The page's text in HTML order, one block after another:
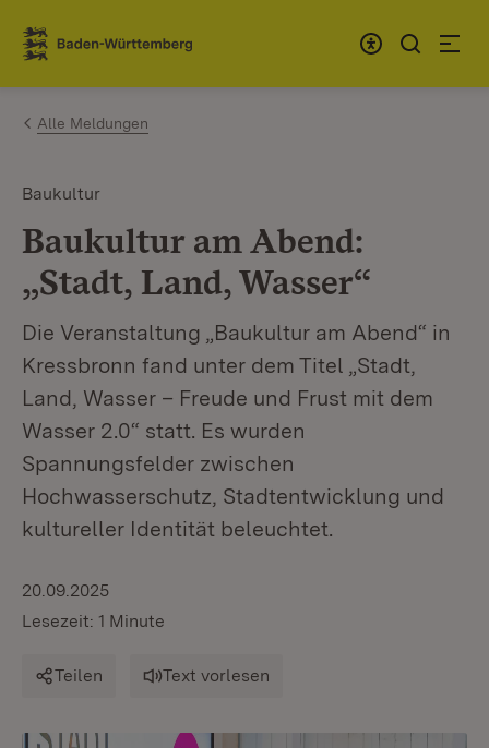
Zum Inhalt springen
Link zur Startseite
Alle Meldungen
Baukultur
Baukultur am Abend:
„Stadt, Land, Wasser“
Die Veranstaltung „Baukultur am Abend“ in
Kressbronn fand unter dem Titel „Stadt,
Land, Wasser – Freude und Frust mit dem
Wasser 2.0“ statt. Es wurden
Spannungsfelder zwischen
Hochwasserschutz, Stadtentwicklung und
kultureller Identität beleuchtet.
20.09.2025
Lesezeit: 1 Minute
Teilen Text vorlesen